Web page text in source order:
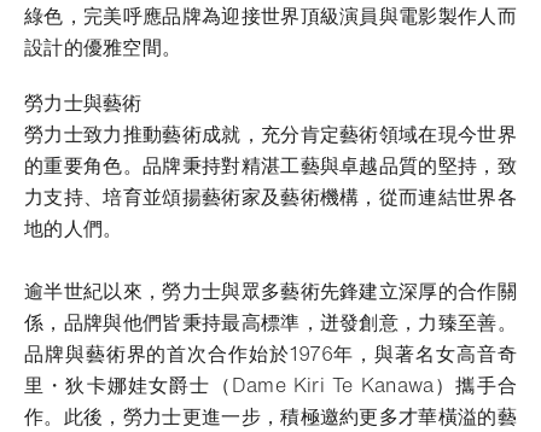
綠色，完美呼應品牌為迎接世界頂級演員與電影製作人而
設計的優雅空間。
勞力士與藝術
勞力士致力推動藝術成就，充分肯定藝術領域在現今世界
的重要角色。品牌秉持對精湛工藝與卓越品質的堅持，致
力支持、培育並頌揚藝術家及藝術機構，從而連結世界各
地的人們。
逾半世紀以來，勞力士與眾多藝術先鋒建立深厚的合作關
係，品牌與他們皆秉持最高標準，迸發創意，力臻至善。
品牌與藝術界的首次合作始於1976年，與著名女高音奇
里・狄卡娜娃女爵士（Dame Kiri Te Kanawa）攜手合
作。此後，勞力士更進一步，積極邀約更多才華橫溢的藝